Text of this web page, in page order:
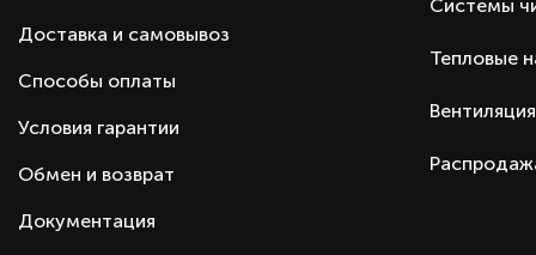
Дисплей
Пульт ДУ
Комплектация
Тип оборудования
Доставка и самовывоз
Способы оплаты
Условия гарантии
Обмен и возврат
Документация
Системы
Тепловые
Вентиляция